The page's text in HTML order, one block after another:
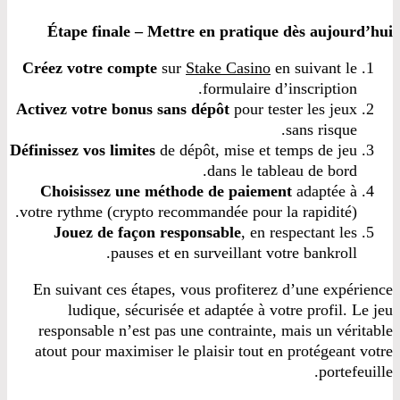
Étape finale – Mettre en pratique dès aujourd’hui
Créez votre compte sur Stake Casino en suivant le
formulaire d’inscription.
Activez votre bonus sans dépôt pour tester les jeux
sans risque.
Définissez vos limites de dépôt, mise et temps de jeu
dans le tableau de bord.
Choisissez une méthode de paiement adaptée à
votre rythme (crypto recommandée pour la rapidité).
Jouez de façon responsable, en respectant les
pauses et en surveillant votre bankroll.
En suivant ces étapes, vous profiterez d’une expérience
ludique, sécurisée et adaptée à votre profil. Le jeu
responsable n’est pas une contrainte, mais un véritable
atout pour maximiser le plaisir tout en protégeant votre
portefeuille.